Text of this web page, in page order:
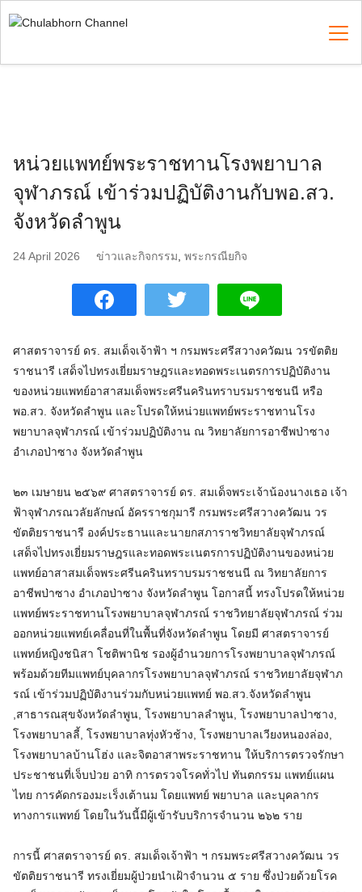
to
หน่วยแพทย์พระราชทานโรงพยาบาล
จุฬาภรณ์ เข้าร่วมปฏิบัติงานกับพอ.สว.
จังหวัดลำพูน
24 April 2026 ข่าวและกิจกรรม พระกรณียกิจ
ศาสตราจารย์ ดร. สมเด็จเจ้าฟ้า ฯ กรมพระศรีสวางควัฒน วรขัตติย
ราชนารี เสด็จไปทรงเยี่ยมราษฎรและทอดพระเนตรการปฏิบัติงาน
ของหน่วยแพทย์อาสาสมเด็จพระศรีนครินทราบรมราชชนนี หรือ
พอ.สว. จังหวัดลำพูน และโปรดให้หน่วยแพทย์พระราชทานโรง
พยาบาลจุฬาภรณ์ เข้าร่วมปฏิบัติงาน ณ วิทยาลัยการอาชีพป่าซาง
อำเภอป่าซาง จังหวัดลำพูน
๒๓ เมษายน ๒๕๖๙ ศาสตราจารย์ ดร. สมเด็จพระเจ้าน้องนางเธอ เจ้า
ฟ้าจุฬาภรณวลัยลักษณ์ อัครราชกุมารี กรมพระศรีสวางควัฒน วร
ขัตติยราชนารี องค์ประธานและนายกสภาราชวิทยาลัยจุฬาภรณ์
เสด็จไปทรงเยี่ยมราษฎรและทอดพระเนตรการปฏิบัติงานของหน่วย
แพทย์อาสาสมเด็จพระศรีนครินทราบรมราชชนนี ณ วิทยาลัยการ
อาชีพป่าซาง อำเภอป่าซาง จังหวัดลำพูน โอกาสนี้ ทรงโปรดให้หน่วย
แพทย์พระราชทานโรงพยาบาลจุฬาภรณ์ ราชวิทยาลัยจุฬาภรณ์ ร่วม
ออกหน่วยแพทย์เคลื่อนที่ในพื้นที่จังหวัดลำพูน โดยมี ศาสตราจารย์
แพทย์หญิงชนิสา โชติพานิช รองผู้อำนวยการโรงพยาบาลจุฬาภรณ์
พร้อมด้วยทีมแพทย์บุคลากรโรงพยาบาลจุฬาภรณ์ ราชวิทยาลัยจุฬาภ
รณ์ เข้าร่วมปฏิบัติงานร่วมกับหน่วยแพทย์ พอ.สว.จังหวัดลำพูน
,สาธารณสุขจังหวัดลำพูน, โรงพยาบาลลำพูน, โรงพยาบาลป่าซาง,
โรงพยาบาลลี้, โรงพยาบาลทุ่งหัวช้าง, โรงพยาบาลเวียงหนองล่อง,
โรงพยาบาลบ้านโฮ่ง และจิตอาสาพระราชทาน ให้บริการตรวจรักษา
ประชาชนที่เจ็บป่วย อาทิ การตรวจโรคทั่วไป ทันตกรรม แพทย์แผน
ไทย การคัดกรองมะเร็งเต้านม โดยแพทย์ พยาบาล และบุคลากร
ทางการแพทย์ โดยในวันนี้มีผู้เข้ารับบริการจำนวน ๒๖๒ ราย
การนี้ ศาสตราจารย์ ดร. สมเด็จเจ้าฟ้า ฯ กรมพระศรีสวางควัฒน วร
ขัตติยราชนารี ทรงเยี่ยมผู้ป่วยนำเฝ้าจำนวน ๕ ราย ซึ่งป่วยด้วยโรค